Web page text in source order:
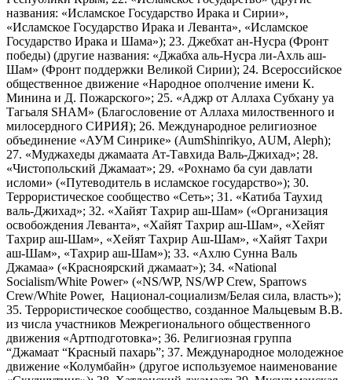
названия: «Исламское Государство Ирака и Сирии»,
«Исламское Государство Ирака и Леванта», «Исламское
Государство Ирака и Шама»); 23. Джебхат ан-Нусра (Фронт
победы) (другие названия: «Джабха аль-Нусра ли-Ахль аш-
Шам» (Фронт поддержки Великой Сирии); 24. Всероссийское
общественное движение «Народное ополчение имени К.
Минина и Д. Пожарского»; 25. «Аджр от Аллаха Субхану уа
Тагьаля SHAM» (Благословение от Аллаха милоственного и
милосердного СИРИЯ); 26. Международное религиозное
объединение «АУМ Синрике» (AumShinrikyo, AUM, Aleph);
27. «Муджахеды джамаата Ат-Тавхида Валь-Джихад»; 28.
«Чистопольский Джамаат»; 29. «Рохнамо ба суи давлати
исломи» («Путеводитель в исламское государство»); 30.
Террористическое сообщество «Сеть»; 31. «Катиба Таухид
валь-Джихад»; 32. «Хайят Тахрир аш-Шам» («Организация
освобождения Леванта», «Хайят Тахрир аш-Шам», «Хейят
Тахрир аш-Шам», «Хейят Тахрир Аш-Шам», «Хайят Тахри
аш-Шам», «Тахрир аш-Шам»); 33. «Ахлю Сунна Валь
Джамаа» («Красноярский джамаат»); 34. «National
Socialism/White Power» («NS/WP, NS/WP Crew, Sparrows
Crew/White Power, Национал-социализм/Белая сила, власть»);
35. Террористическое сообщество, созданное Мальцевым В.В.
из числа участников Межрегионального общественного
движения «Артподготовка»; 36. Религиозная группа
“Джамаат “Красный пахарь”; 37. Международное молодежное
движение «Колумбайн» (другое используемое наименование